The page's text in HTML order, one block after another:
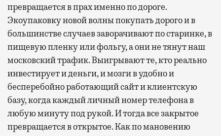
превращается в прах именно по дороге.
Экоупаковку новой волны покупать дорого и в
большинстве случаев заворачивают по старинке, в
пищевую пленку или фольгу, а они не тянут наш
московский трафик. Выигрывают те, кто реально
инвестирует и деньги, и мозги в удобно и
бесперебойно работающий сайт и клиентскую
базу, когда каждый личный номер телефона в
любую минуту под рукой. И тогда все закрытое
превращается в открытое. Как по мановению